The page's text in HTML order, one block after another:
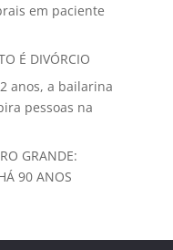
em paciente
É DIVÓRCIO
anos, a bailarina
pessoas na
GRANDE:
90 ANOS